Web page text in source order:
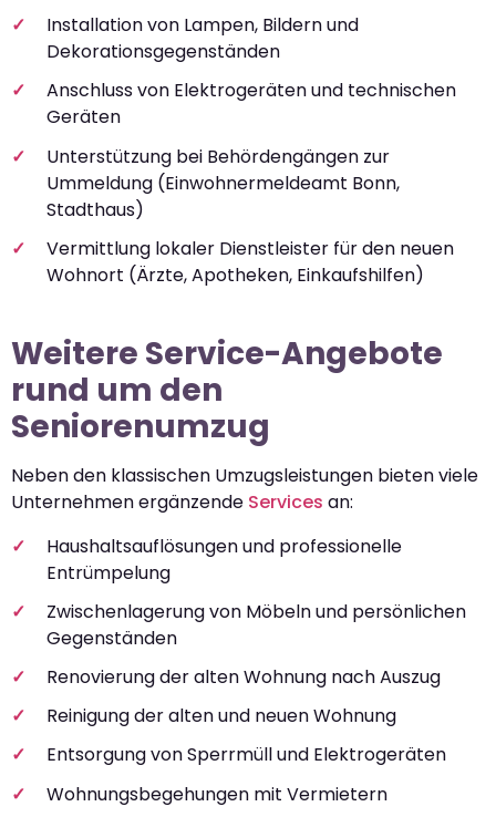
Installation von Lampen, Bildern und
Dekorationsgegenständen
Anschluss von Elektrogeräten und technischen
Geräten
Unterstützung bei Behördengängen zur
Ummeldung (Einwohnermeldeamt Bonn,
Stadthaus)
Vermittlung lokaler Dienstleister für den neuen
Wohnort (Ärzte, Apotheken, Einkaufshilfen)
Weitere Service-Angebote
rund um den
Seniorenumzug
Neben den klassischen Umzugsleistungen bieten viele
Unternehmen ergänzende Services an:
Haushaltsauflösungen und professionelle
Entrümpelung
Zwischenlagerung von Möbeln und persönlichen
Gegenständen
Renovierung der alten Wohnung nach Auszug
Reinigung der alten und neuen Wohnung
Entsorgung von Sperrmüll und Elektrogeräten
Wohnungsbegehungen mit Vermietern